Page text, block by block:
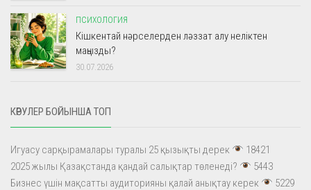
ПСИХОЛОГИЯ
Кішкентай нәрселерден ләззат алу неліктен
маңызды?
30.07.2026
КӨРУЛЕР БОЙЫНША ТОП
Игуасу сарқырамалары туралы 25 қызықты дерек
18421
2025 жылы Қазақстанда қандай салықтар төленеді?
5443
Бизнес үшін мақсатты аудиторияны қалай анықтау керек
5229